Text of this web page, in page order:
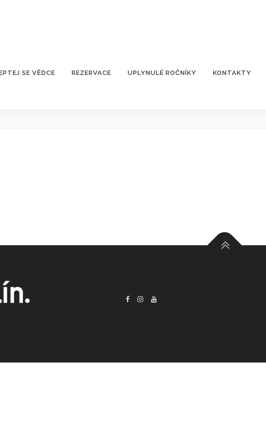
SE VĚDCE REZERVACE UPLYNULÉ ROČNÍKY KONTAKTY